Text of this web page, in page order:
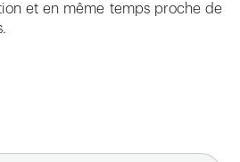
et en même temps proche de